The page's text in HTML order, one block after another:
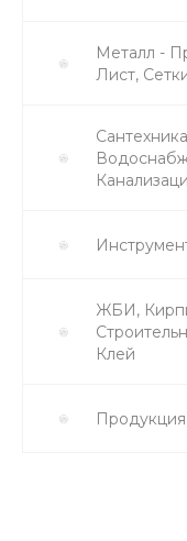
Металл -
Лист,
ЖБИ,
Клей